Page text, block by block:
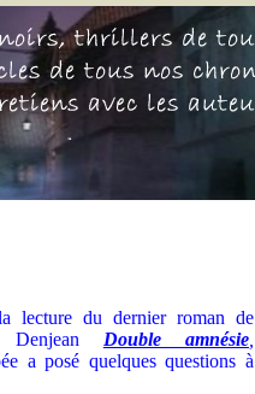
lecture du dernier roman de
Denjean Double amnésie
a posé quelques questions à